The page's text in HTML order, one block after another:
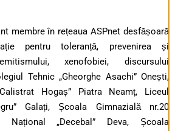
membre în rețeaua ASPnet desfășoară
pentru toleranță, prevenirea și
xenofobiei, discursului
Tehnic „Gheorghe Asachi” Onești,
Hogaș” Piatra Neamț, Liceul
Galați, Școala Gimnazială nr.20
Național „Decebal” Deva, Școala